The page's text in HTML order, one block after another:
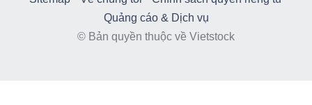
Quảng cáo & Dịch vụ
© Bản quyền thuộc về Vietstock